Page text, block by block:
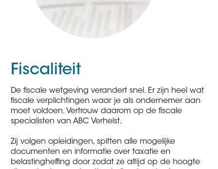
Fiscaliteit
De fiscale wetgeving verandert snel. Er zijn heel wat
fiscale verplichtingen waar je als ondernemer aan
moet voldoen. Vertrouw daarom op de fiscale
specialisten van ABC Verhelst.
Zij volgen opleidingen, spitten alle mogelijke
documenten en informatie over taxatie en
belastingheffing door zodat ze altijd op de hoogte